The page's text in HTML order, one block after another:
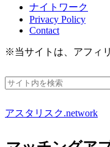
ナイトワーク
Privacy Policy
Contact
※当サイトは、アフィ
アスタリスク.network